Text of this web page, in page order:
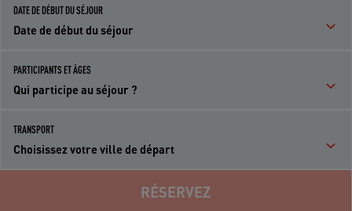
DATE DE DÉBUT DU SÉJOUR
Date de début du séjour
PARTICIPANTS ET ÂGES
Qui participe au séjour ?
TRANSPORT
Choisissez votre ville de départ
RÉSERVEZ